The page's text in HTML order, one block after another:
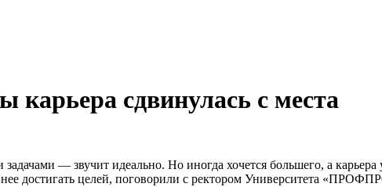
карьера сдвинулась с места
— звучит идеально. Но иногда хочется большего, а
достигать целей, поговорили с ректором Университета